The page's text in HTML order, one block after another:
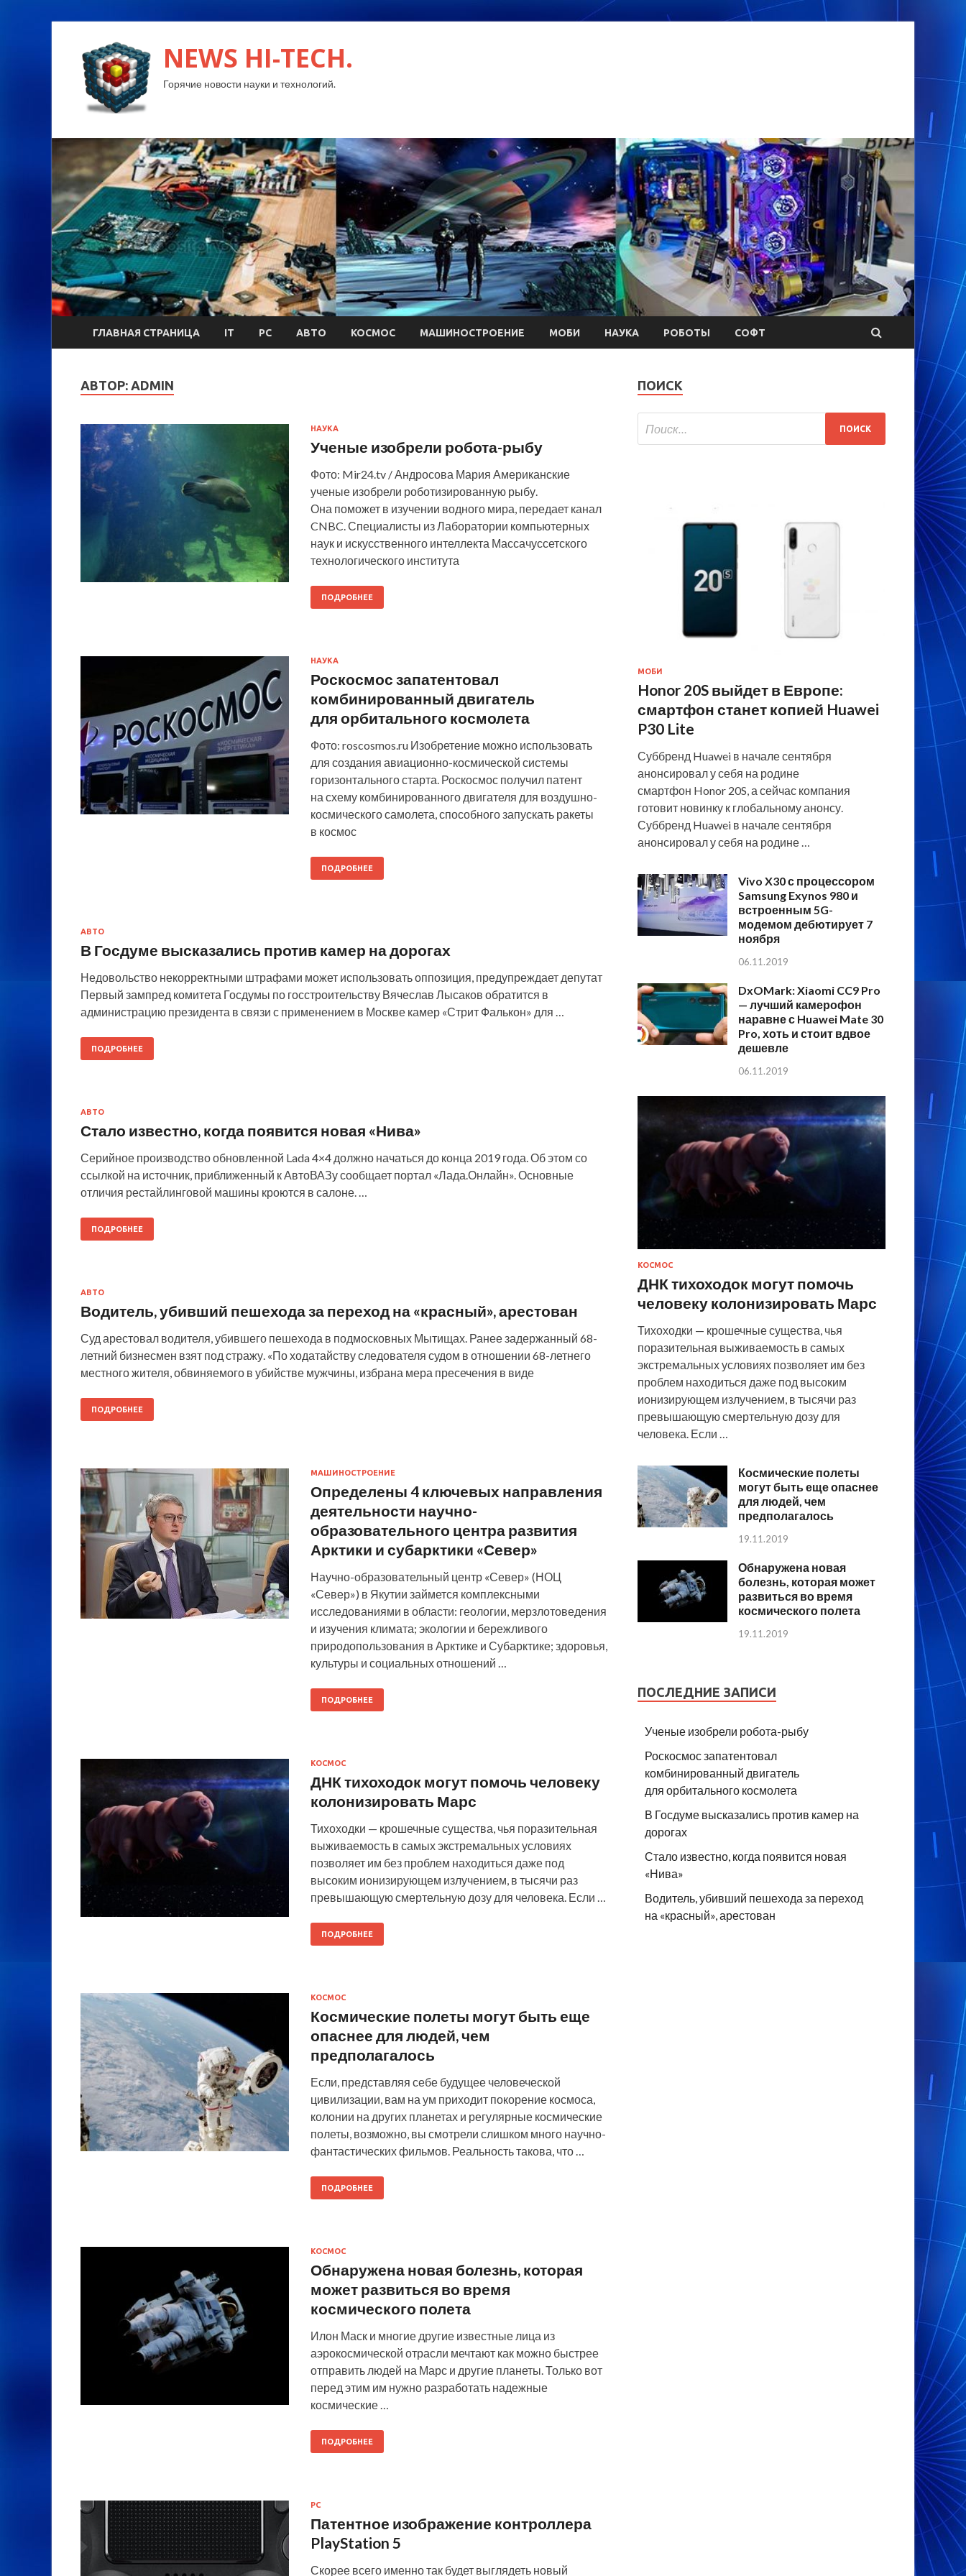
NEWS HI-TECH.
Горячие новости науки и технологий.
ГЛАВНАЯ СТРАНИЦА IT PC АВТО КОСМОС МАШИНОСТРОЕНИЕ МОБИ НАУКА РОБОТЫ СОФТ
АВТОР: ADMIN
НАУКА
Ученые изобрели робота-рыбу
Фото: Mir24.tv / Андросова Мария Американские
ученые изобрели роботизированную рыбу.
Она поможет в изучении водного мира, передает канал
CNBC. Специалисты из Лаборатории компьютерных
наук и искусственного интеллекта Массачуссетского
технологического института
ПОДРОБНЕЕ
НАУКА
Роскосмос запатентовал
комбинированный двигатель
для орбитального космолета
Фото: roscosmos.ru Изобретение можно использовать
для создания авиационно-космической системы
горизонтального старта. Роскосмос получил патент
на схему комбинированного двигателя для воздушно-
космического самолета, способного запускать ракеты
в космос
ПОДРОБНЕЕ
АВТО
В Госдуме высказались против камер на дорогах
Недовольство некорректными штрафами может использовать оппозиция, предупреждает депутат
Первый зампред комитета Госдумы по госстроительству Вячеслав Лысаков обратится в
администрацию президента в связи с применением в Москве камер «Стрит Фалькон» для …
ПОДРОБНЕЕ
АВТО
Стало известно, когда появится новая «Нива»
Серийное производство обновленной Lada 4×4 должно начаться до конца 2019 года. Об этом со
ссылкой на источник, приближенный к АвтоВАЗу сообщает портал «Лада.Онлайн». Основные
отличия рестайлинговой машины кроются в салоне. …
ПОДРОБНЕЕ
АВТО
Водитель, убивший пешехода за переход на «красный», арестован
Суд арестовал водителя, убившего пешехода в подмосковных Мытищах. Ранее задержанный 68-
летний бизнесмен взят под стражу. «По ходатайству следователя судом в отношении 68-летнего
местного жителя, обвиняемого в убийстве мужчины, избрана мера пресечения в виде
ПОДРОБНЕЕ
МАШИНОСТРОЕНИЕ
Определены 4 ключевых направления
деятельности научно-
образовательного центра развития
Арктики и субарктики «Север»
Научно-образовательный центр «Север» (НОЦ
«Север») в Якутии займется комплексными
исследованиями в области: геологии, мерзлотоведения
и изучения климата; экологии и бережливого
природопользования в Арктике и Субарктике; здоровья,
культуры и социальных отношений …
ПОДРОБНЕЕ
КОСМОС
ДНК тихоходок могут помочь человеку
колонизировать Марс
Тихоходки — крошечные существа, чья поразительная
выживаемость в самых экстремальных условиях
позволяет им без проблем находиться даже под
высоким ионизирующем излучением, в тысячи раз
превышающую смертельную дозу для человека. Если …
ПОДРОБНЕЕ
КОСМОС
Космические полеты могут быть еще
опаснее для людей, чем
предполагалось
Если, представляя себе будущее человеческой
цивилизации, вам на ум приходит покорение космоса,
колонии на других планетах и регулярные космические
полеты, возможно, вы смотрели слишком много научно-
фантастических фильмов. Реальность такова, что …
ПОДРОБНЕЕ
КОСМОС
Обнаружена новая болезнь, которая
может развиться во время
космического полета
Илон Маск и многие другие известные лица из
аэрокосмической отрасли мечтают как можно быстрее
отправить людей на Марс и другие планеты. Только вот
перед этим им нужно разработать надежные
космические …
ПОДРОБНЕЕ
PC
Патентное изображение контроллера
PlayStation 5
Скорее всего именно так будет выглядеть новый
ПОИСК
МОБИ
Honor 20S выйдет в Европе:
смартфон станет копией Huawei
P30 Lite
Суббренд Huawei в начале сентября
анонсировал у себя на родине
смартфон Honor 20S, а сейчас компания
готовит новинку к глобальному анонсу.
Суббренд Huawei в начале сентября
анонсировал у себя на родине …
Vivo X30 с процессором
Samsung Exynos 980 и
встроенным 5G-
модемом дебютирует 7
ноября
06.11.2019
DxOMark: Xiaomi CC9 Pro
— лучший камерофон
наравне с Huawei Mate 30
Pro, хоть и стоит вдвое
дешевле
06.11.2019
КОСМОС
ДНК тихоходок могут помочь
человеку колонизировать Марс
Тихоходки — крошечные существа, чья
поразительная выживаемость в самых
экстремальных условиях позволяет им без
проблем находиться даже под высоким
ионизирующем излучением, в тысячи раз
превышающую смертельную дозу для
человека. Если …
Космические полеты
могут быть еще опаснее
для людей, чем
предполагалось
19.11.2019
Обнаружена новая
болезнь, которая может
развиться во время
космического полета
19.11.2019
ПОСЛЕДНИЕ ЗАПИСИ
Ученые изобрели робота-рыбу
Роскосмос запатентовал
комбинированный двигатель
для орбитального космолета
В Госдуме высказались против камер на
дорогах
Стало известно, когда появится новая
«Нива»
Водитель, убивший пешехода за переход
на «красный», арестован